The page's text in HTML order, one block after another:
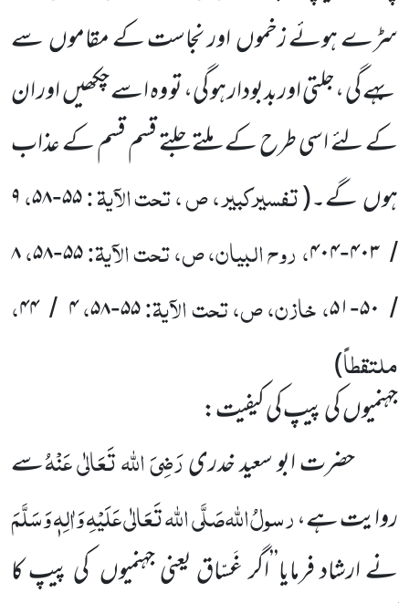
سڑے ہوئے زخموںاور نجاست کے مقاموںسے
بہے گی ،جلتی اوربدبودار ہو گی، تو وہ اسے چکھیںاور ان
کے لئے اسی طرح کے ملتے جلتے قسم قسم کے عذاب
ہوںگے۔(تفسیرکبیر ، ص ، تحت الآیۃ :۵۵-۵۸،۹
/ ۴۰۳-۴۰۴، روح البیان، ص، تحت الآیۃ:۵۵-۵۸،۸
/ ۵۰-۵۱، خازن، ص، تحت الآیۃ:۵۵-۵۸،۴ /۴۴،
ملتقطاً)
جہنمیوںکی پیپ کی کیفیت:
حضرت ابو سعید خدریرَضِیَ اللہ تَعَالٰی عَنْہُسے
روایت ہے،رسولُاللہصَلَّی اللہ تَعَالٰی عَلَیْہِ وَاٰلِہٖ وَسَلَّمَ
نے ارشاد فرمایا’’اگر غَسّاق یعنی جہنمیوں کی پیپ کا